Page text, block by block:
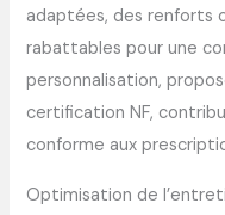
adaptées, des renforts
rabattables pour une
personnalisation,
certification NF,
conforme aux
Optimisation de